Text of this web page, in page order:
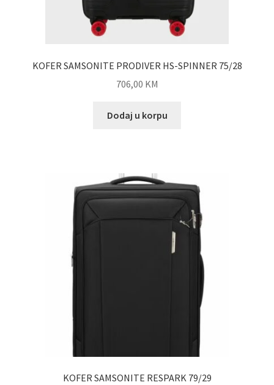
KOFER SAMSONITE PRODIVER HS-SPINNER 75/28
706,00 KM
Dodaj u korpu
KOFER SAMSONITE RESPARK 79/29